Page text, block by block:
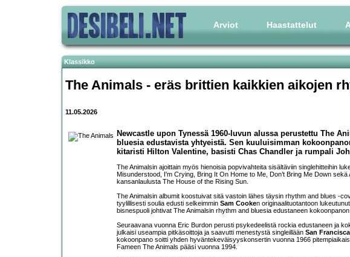
Arviot Haastattelut
Klassikko
The Animals - eräs brittien kaikkien aikojen
11.05.2026
Newcastle upon Tynessä 1960-luvun alussa perustettu The
bluesia edustavista yhtyeistä. Sen kuuluisimman
kitaristi Hilton Valentine, basisti Chas Chandler ja rumpali
The Animalsin ajoittain myös hienoisia popvivahteita sisältäviin singlehitteihin
Misunderstood, I'm Crying, Bring It On Home to Me, Don’t Bring Me Down
kansanlaulusta The House of the Rising Sun.
The Animalsin albumit koostuivat sitä vastoin lähes täysin rhythm and blues -
tyylillisesti soulia edusti selkeimmin Sam Cooken originaalituotantoon lukeutunut
bisnespuoli johtivat The Animalsin rhythm and bluesia edustaneen
Seuraavana vuonna Eric Burdon perusti psykedeelistä rockia edustaneen ja
julkaisi useampia pitkäsoittoja ja saavutti menestystä singleillään San
kokoonpano soitti yhden hyväntekeväisyyskonsertin vuonna 1966
Fameen The Animals pääsi vuonna 1994.